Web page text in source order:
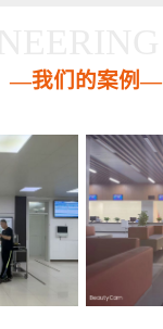
—我们的案例—